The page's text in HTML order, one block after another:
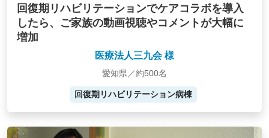
回復期リハビリテーションでケアコラボを導入
したら、ご家族の動画視聴やコメントが大幅に
増加
医療法人三九会 様
愛知県／約500名
回復期リハビリテーション病棟